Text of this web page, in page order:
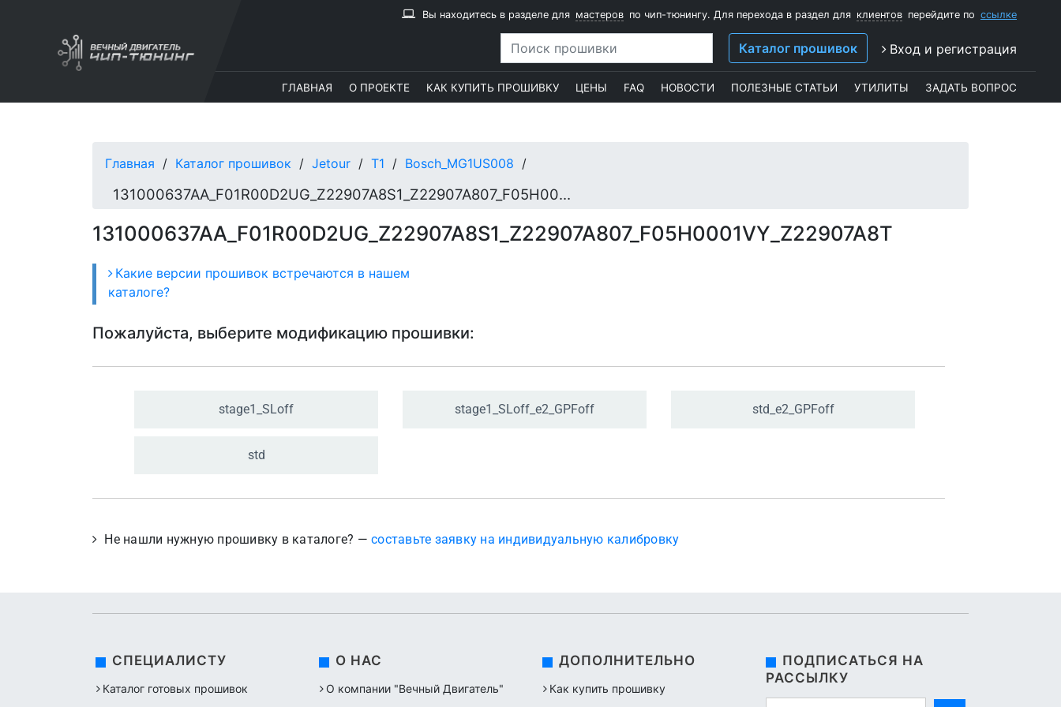
Вы находитесь в разделе для мастеров по чип-тюнингу. Для перехода в раздел для клиентов перейдите по ссылке
Каталог прошивок Вход и регистрация
ГЛАВНАЯ О ПРОЕКТЕ КАК КУПИТЬ ПРОШИВКУ ЦЕНЫ FAQ НОВОСТИ ПОЛЕЗНЫЕ СТАТЬИ УТИЛИТЫ ЗАДАТЬ ВОПРОС
Главная Каталог прошивок Jetour T1 Bosch_MG1US008
131000637AA_F01R00D2UG_Z22907A8S1_Z22907A807_F05H0001VY_Z22907A8T
131000637AA_F01R00D2UG_Z22907A8S1_Z22907A807_F05H0001VY_Z22907A8T
Какие версии прошивок встречаются в нашем
каталоге?
Пожалуйста, выберите модификацию прошивки:
stage1_ SLoff stage1_ SLoff_ e2_ GPFoff std_ e2_ GPFoff
std
Не нашли нужную прошивку в каталоге? — составьте заявку на индивидуальную калибровку
СПЕЦИАЛИСТУ
Каталог готовых прошивок
О НАС
О компании "Вечный Двигатель"
ДОПОЛНИТЕЛЬНО
Как купить прошивку
ПОДПИСАТЬСЯ НА
РАССЫЛКУ